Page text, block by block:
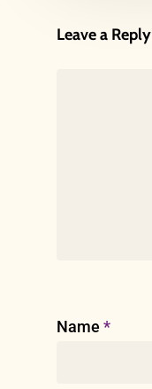
Leave a Reply
Name *